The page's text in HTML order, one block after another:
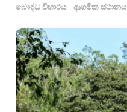
බෞද්ධ විහාරය ආගමික ස්ථානය